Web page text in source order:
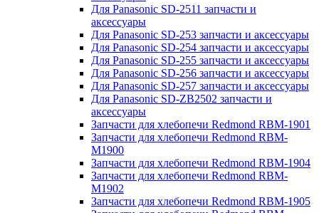
Для Panasonic SD-2511 запчасти и
аксессуары
Для Panasonic SD-253 запчасти и аксессуары
Для Panasonic SD-254 запчасти и аксессуары
Для Panasonic SD-255 запчасти и аксессуары
Для Panasonic SD-256 запчасти и аксессуары
Для Panasonic SD-257 запчасти и аксессуары
Для Panasonic SD-ZB2502 запчасти и
аксессуары
Запчасти для хлебопечи Redmond RBM-1901
Запчасти для хлебопечи Redmond RBM-
M1900
Запчасти для хлебопечи Redmond RBM-1904
Запчасти для хлебопечи Redmond RBM-
M1902
Запчасти для хлебопечи Redmond RBM-1905